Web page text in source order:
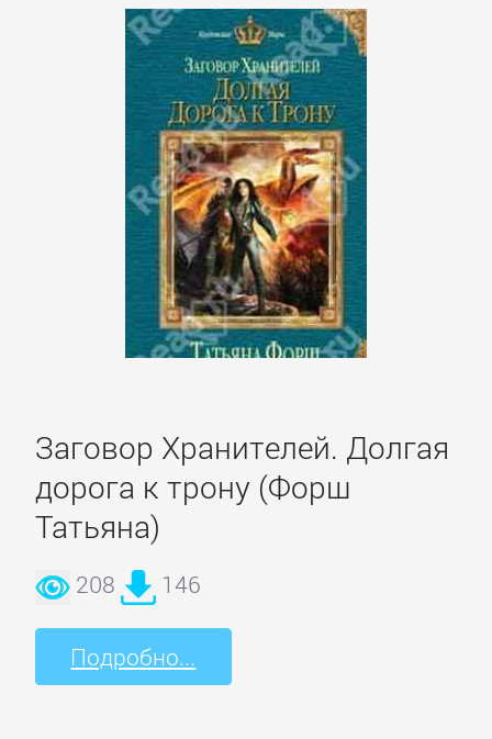
Заговор Хранителей. Долгая
дорога к трону (Форш
Татьяна)
208 146
Подробно...
Зарубежное
Зарубежные
детективы
Зарубежные
приключения
Зарубежные
Современная
зарубежная
литература